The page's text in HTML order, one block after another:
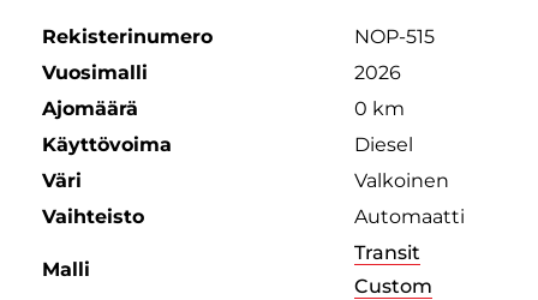
Rekisterinumero
NOP-515
Vuosimalli
2026
Ajomäärä
0 km
Käyttövoima
Diesel
Väri
Valkoinen
Vaihteisto
Automaatti
Malli
Transit
Custom